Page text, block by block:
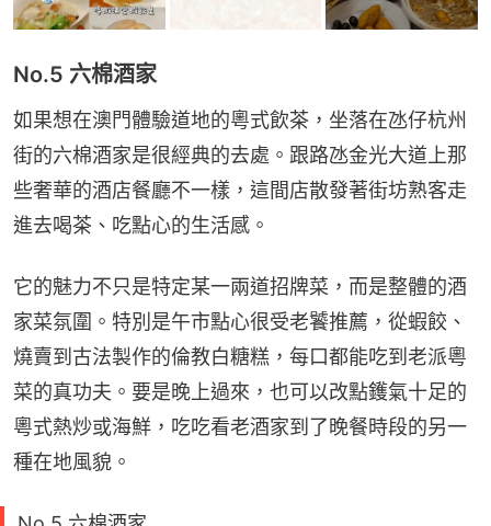
No.5 六棉酒家
如果想在澳門體驗道地的粵式飲茶，坐落在氹仔杭州
街的六棉酒家是很經典的去處。跟路氹金光大道上那
些奢華的酒店餐廳不一樣，這間店散發著街坊熟客走
進去喝茶、吃點心的生活感。
它的魅力不只是特定某一兩道招牌菜，而是整體的酒
家菜氛圍。特別是午市點心很受老饕推薦，從蝦餃、
燒賣到古法製作的倫教白糖糕，每口都能吃到老派粵
菜的真功夫。要是晚上過來，也可以改點鑊氣十足的
粵式熱炒或海鮮，吃吃看老酒家到了晚餐時段的另一
種在地風貌。